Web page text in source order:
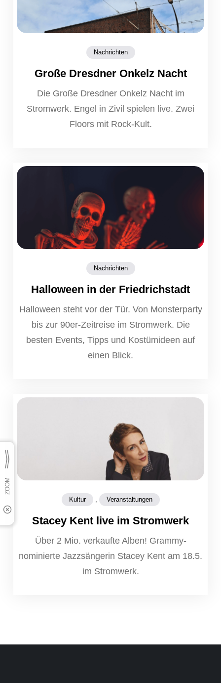
Nachrichten
Große Dresdner Onkelz Nacht
Die Große Dresdner Onkelz Nacht im
Stromwerk. Engel in Zivil spielen live. Zwei
Floors mit Rock-Kult.
Nachrichten
Halloween in der Friedrichstadt
Halloween steht vor der Tür. Von Monsterparty
bis zur 90er-Zeitreise im Stromwerk. Die
besten Events, Tipps und Kostümideen auf
einen Blick.
Kultur , Veranstaltungen
Stacey Kent live im Stromwerk
Über 2 Mio. verkaufte Alben! Grammy-
nominierte Jazzsängerin Stacey Kent am 18.5.
im Stromwerk.